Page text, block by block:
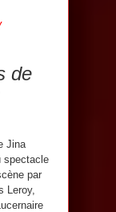
de
Jina
spectacle
par
Leroy,